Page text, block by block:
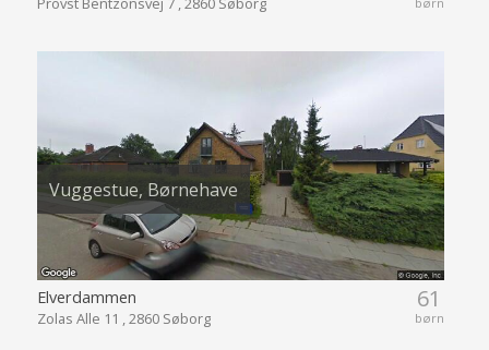
Vuggestue, Børnehave
61
børn
Elverdammen
Zolas Alle 11 , 2860 Søborg